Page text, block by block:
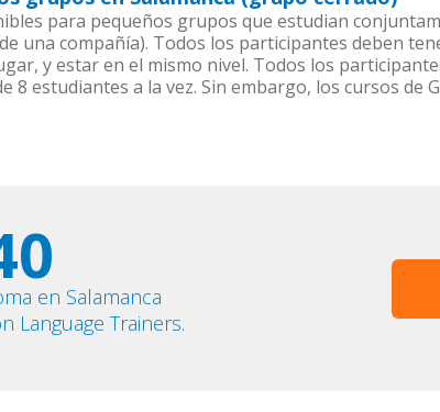
para pequeños grupos que estudian
una compañía). Todos los participantes deben
y estar en el mismo nivel. Todos los
8 estudiantes a la vez. Sin embargo, los cursos
en Salamanca
Language Trainers.